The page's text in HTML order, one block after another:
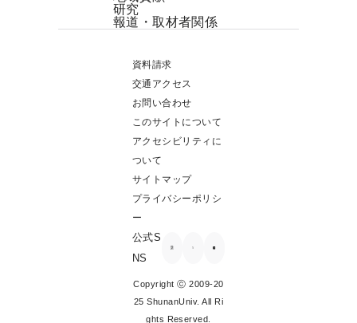
研究
報道・取材者関係
資料請求
交通アクセス
お問い合わせ
このサイトについて
アクセシビリティに
ついて
サイトマップ
プライバシーポリシ
ー
公式S
NS
Copyright ⓒ 2009-20
25 ShunanUniv. All Ri
ghts Reserved.